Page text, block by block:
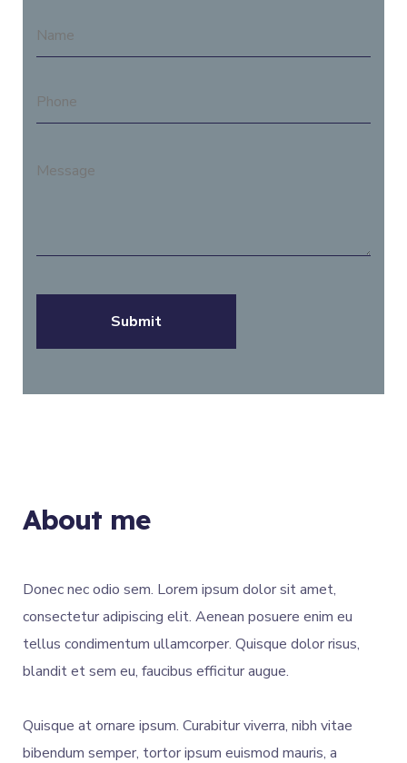
About me
Donec nec odio sem. Lorem ipsum dolor sit amet,
consectetur adipiscing elit. Aenean posuere enim eu
tellus condimentum ullamcorper. Quisque dolor risus,
blandit et sem eu, faucibus efficitur augue.
Quisque at ornare ipsum. Curabitur viverra, nibh vitae
bibendum semper, tortor ipsum euismod mauris, a